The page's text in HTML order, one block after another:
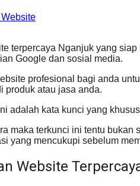
terpercaya Nganjuk yang
Google dan sosial media.
profesional bagi anda
produk atau jasa anda.
adalah kata kunci yang
maka terkunci ini tentu
yang mencukupi sebelum
Website